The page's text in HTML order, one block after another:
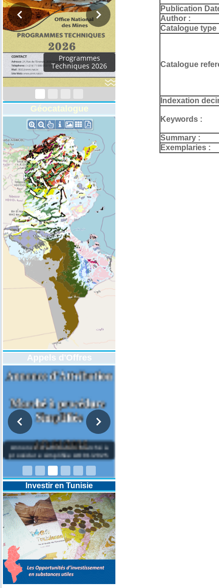
2026
Géocatalogue
Appels d'Offres
DESIGNATION D’UN REVISEUR
COMPTABLE POUR LES
EXERCICES 2025-2026-2027
Investir en Tunisie
Publication
Author :
Catalogue type
Catalogue
Indexation
Keywords :
Summary :
Exemplaries :